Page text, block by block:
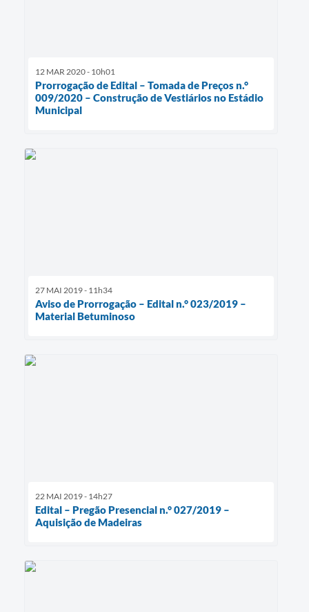
12 MAR 2020 - 10h01
Prorrogação de Edital – Tomada de Preços n.°
009/2020 – Construção de Vestiários no Estádio
Municipal
27 MAI 2019 - 11h34
Aviso de Prorrogação – Edital n.° 023/2019 –
Material Betuminoso
22 MAI 2019 - 14h27
Edital – Pregão Presencial n.° 027/2019 –
Aquisição de Madeiras